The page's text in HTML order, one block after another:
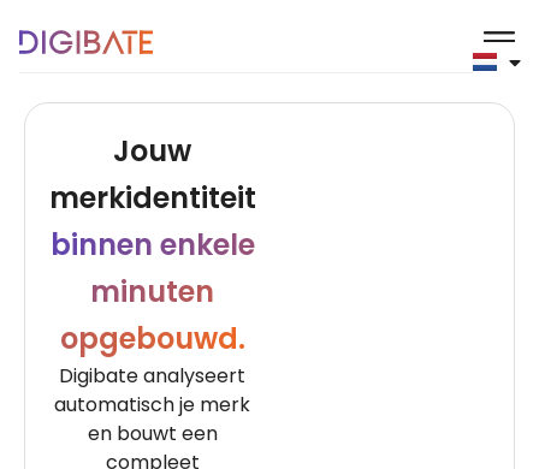
Merk- en visuele
Jouw
merkidentiteit
binnen enkele
minuten
opgebouwd.
Digibate analyseert
automatisch je merk
en bouwt een
compleet